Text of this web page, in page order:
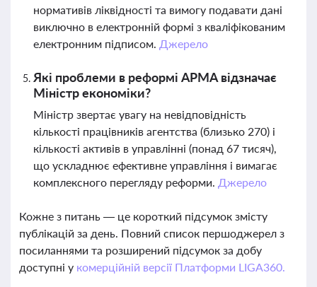
нормативів ліквідності та вимогу подавати дані
виключно в електронній формі з кваліфікованим
електронним підписом. Джерело
Які проблеми в реформі АРМА відзначає
Міністр економіки?
Міністр звертає увагу на невідповідність
кількості працівників агентства (близько 270) і
кількості активів в управлінні (понад 67 тисяч),
що ускладнює ефективне управління і вимагає
комплексного перегляду реформи. Джерело
Кожне з питань — це короткий підсумок змісту
публікацій за день. Повний список першоджерел з
посиланнями та розширений підсумок за добу
доступні у комерційній версії Платформи LIGA360.